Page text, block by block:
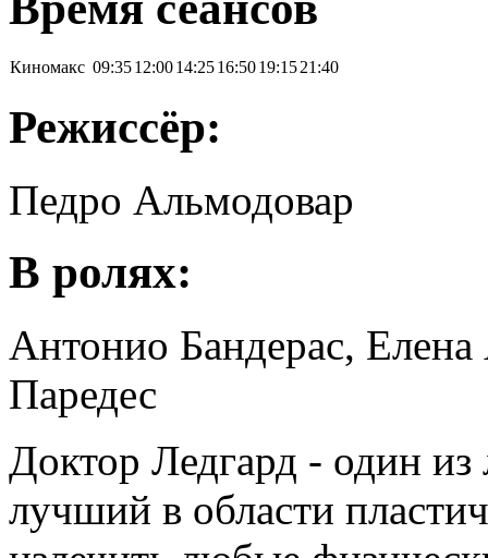
Киномакс 09:3512:0014:2516:5019:1521:40
Режиссёр:
Педро Альмодовар
В ролях:
Антонио Бандерас,
Паредес
Доктор Ледгард - один
лучший в области